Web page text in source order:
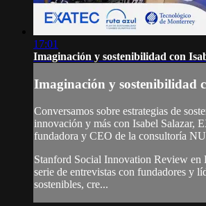
17:01
Imaginación y sostenibilidad con
Imaginación y sostenibilidad
Conversamos sobre estrategias de
innovación y más con Isabel Salazar,
fundadora y CEO de la consultoría
Stanford Social Innovation Review en
serie de entrevistas con fundadores y
sostenibles, cre...